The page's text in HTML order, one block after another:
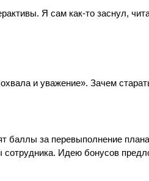
Я сам как-то заснул,
и уважение». Зачем
баллы за перевыполнение
Идею бонусов